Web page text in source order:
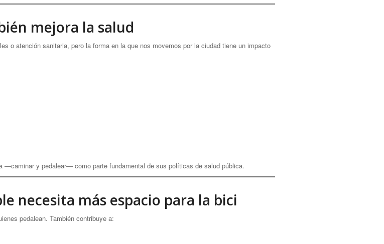
mejora la salud
o atención sanitaria, pero la forma en la que nos movemos por la ciudad tiene un impacto
—caminar y pedalear— como parte fundamental de sus políticas de salud pública.
necesita más espacio para la bici
pedalean. También contribuye a: